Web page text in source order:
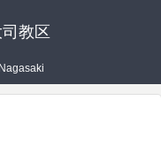
教区